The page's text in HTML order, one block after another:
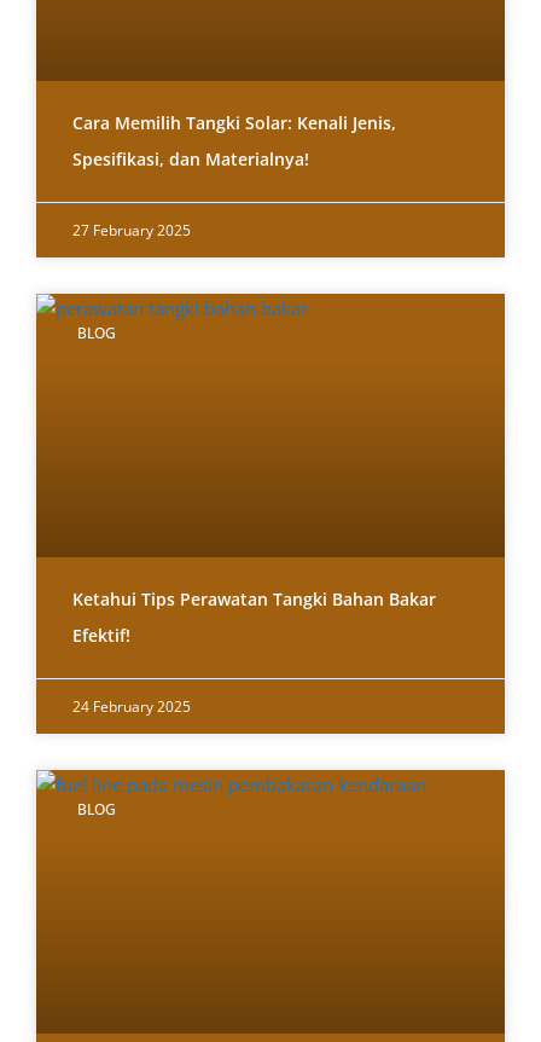
Cara Memilih Tangki Solar: Kenali Jenis,
Spesifikasi, dan Materialnya!
27 February 2025
BLOG
Ketahui Tips Perawatan Tangki Bahan Bakar
Efektif!
24 February 2025
BLOG